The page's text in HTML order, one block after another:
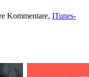
Kommentare, ITunes-